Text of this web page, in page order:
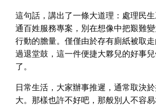
這句話，講出了一條大道理：處理民
通百姓服務專案，別在想像中把艱難
行動的膽量。僅僅由於存有廁紙被取
過退堂鼓，這一件便捷大夥兒的好事
了。
日常生活，大家辦事推遲，通常取決
大。那樣也許不好吧，那般別人不容